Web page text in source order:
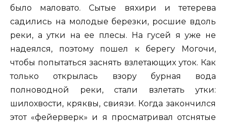
было маловато. Сытые вяхири и тетерева
садились на молодые березки, росшие вдоль
реки, а утки на ее плесы. На гусей я уже не
надеялся, поэтому пошел к берегу Могочи,
чтобы попытаться заснять взлетающих уток. Как
только открылась взору бурная вода
полноводной реки, стали взлетать утки:
шилохвости, кряквы, свиязи. Когда закончился
этот «фейерверк» и я просматривал отснятые